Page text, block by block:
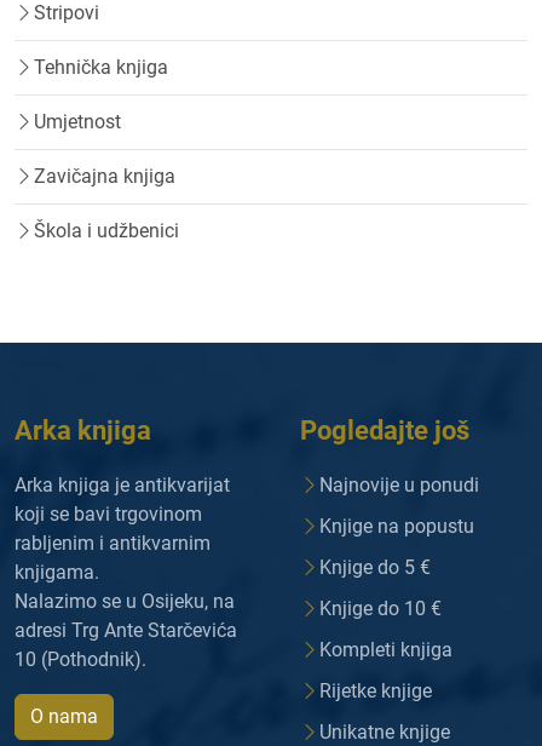
Stripovi
Tehnička knjiga
Umjetnost
Zavičajna knjiga
Škola i udžbenici
Arka knjiga
Arka knjiga je antikvarijat
koji se bavi trgovinom
rabljenim i antikvarnim
knjigama.
Nalazimo se u Osijeku, na
adresi Trg Ante Starčevića
10 (Pothodnik).
O nama
Pogledajte još
Najnovije u ponudi
Knjige na popustu
Knjige do 5 €
Knjige do 10 €
Kompleti knjiga
Rijetke knjige
Unikatne knjige